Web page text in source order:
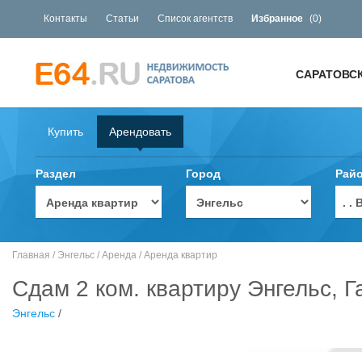
Контакты Статьи Список агентств Избранное (0)
Купить Арендовать
Раздел Город
. .
Главная / Энгельс / Аренда / Аренда квартир
Сдам 2 ком. квартиру Энгельс,
Энгельс /